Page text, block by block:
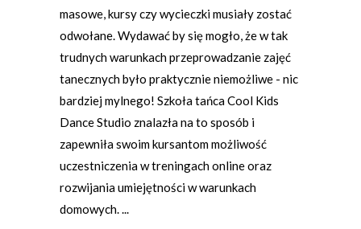
masowe, kursy czy wycieczki musiały zostać
odwołane. Wydawać by się mogło, że w tak
trudnych warunkach przeprowadzanie zajęć
tanecznych było praktycznie niemożliwe - nic
bardziej mylnego! Szkoła tańca Cool Kids
Dance Studio znalazła na to sposób i
zapewniła swoim kursantom możliwość
uczestniczenia w treningach online oraz
rozwijania umiejętności w warunkach
domowych.